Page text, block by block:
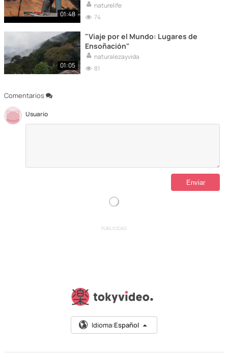
Comentarios
Usuario
01:48
naturelife
74
01:05
"Viaje por el Mundo: Lugares de
Ensoñación"
naturalezayvida
81
PUBLICIDAD
Idioma:Español